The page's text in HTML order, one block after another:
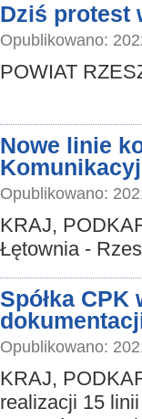
Dziś protest
Opublikowano:
POWIAT
Nowe linie
Opublikowano:
KRAJ,
Łętownia -
Spółka
Opublikowano:
KRAJ,
realizacji 15